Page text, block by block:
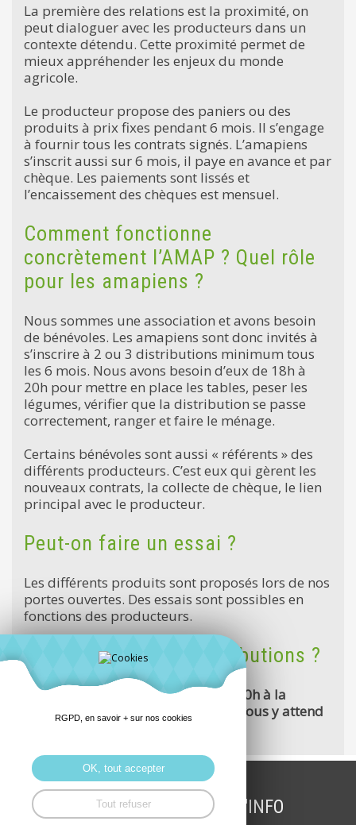
La première des relations est la proximité, on
peut dialoguer avec les producteurs dans un
contexte détendu. Cette proximité permet de
mieux appréhender les enjeux du monde
agricole.
Le producteur propose des paniers ou des
produits à prix fixes pendant 6 mois. Il s’engage
à fournir tous les contrats signés. L’amapiens
s’inscrit aussi sur 6 mois, il paye en avance et par
chèque. Les paiements sont lissés et
l’encaissement des chèques est mensuel.
Comment fonctionne
concrètement l’AMAP ? Quel rôle
pour les amapiens ?
Nous sommes une association et avons besoin
de bénévoles. Les amapiens sont donc invités à
s’inscrire à 2 ou 3 distributions minimum tous
les 6 mois. Nous avons besoin d’eux de 18h à
20h pour mettre en place les tables, peser les
légumes, vérifier que la distribution se passe
correctement, ranger et faire le ménage.
Certains bénévoles sont aussi « référents » des
différents producteurs. C’est eux qui gèrent les
nouveaux contrats, la collecte de chèque, le lien
principal avec le producteur.
Peut-on faire un essai ?
Les différents produits sont proposés lors de nos
portes ouvertes. Des essais sont possibles en
fonctions des producteurs.
Quand ont lieu les distributions ?
Chaque mercredi soir de 18h30 à 20h à la
maison de quartier de Robien. On vous y attend
nombreux !
INSCRIPTION LETTRE D'INFO
RGPD, en savoir + sur nos cookies
OK, tout accepter
Tout refuser